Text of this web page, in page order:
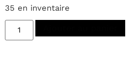
35 en inventaire